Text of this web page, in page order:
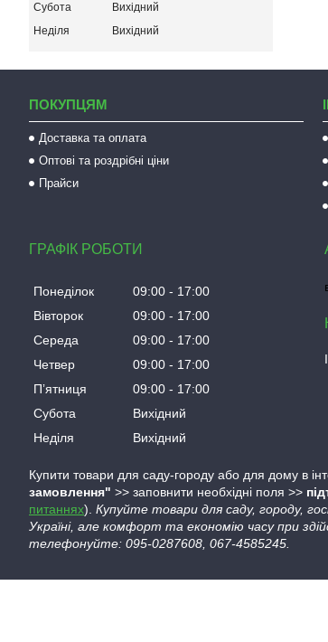
Субота
Вихідний
Неділя
Вихідний
ПОКУПЦЯМ
Доставка та оплата
Оптові та роздрібні ціни
Прайси
ГРАФІК РОБОТИ
Понеділок 09:00
17:00
Вівторок
09:00
17:00
Середа
09:00
17:00
Четвер
09:00
17:00
Пʼятниця
09:00
17:00
Субота
Вихідний
Неділя
Вихідний
Купити товари для саду-городу або для дому в
замовлення" >> заповнити необхідні поля >>
питаннях). Купуйте товари для саду, городу,
Україні, але комфорт та економію часу при
телефонуйте: 095-0287608, 067-4585245.